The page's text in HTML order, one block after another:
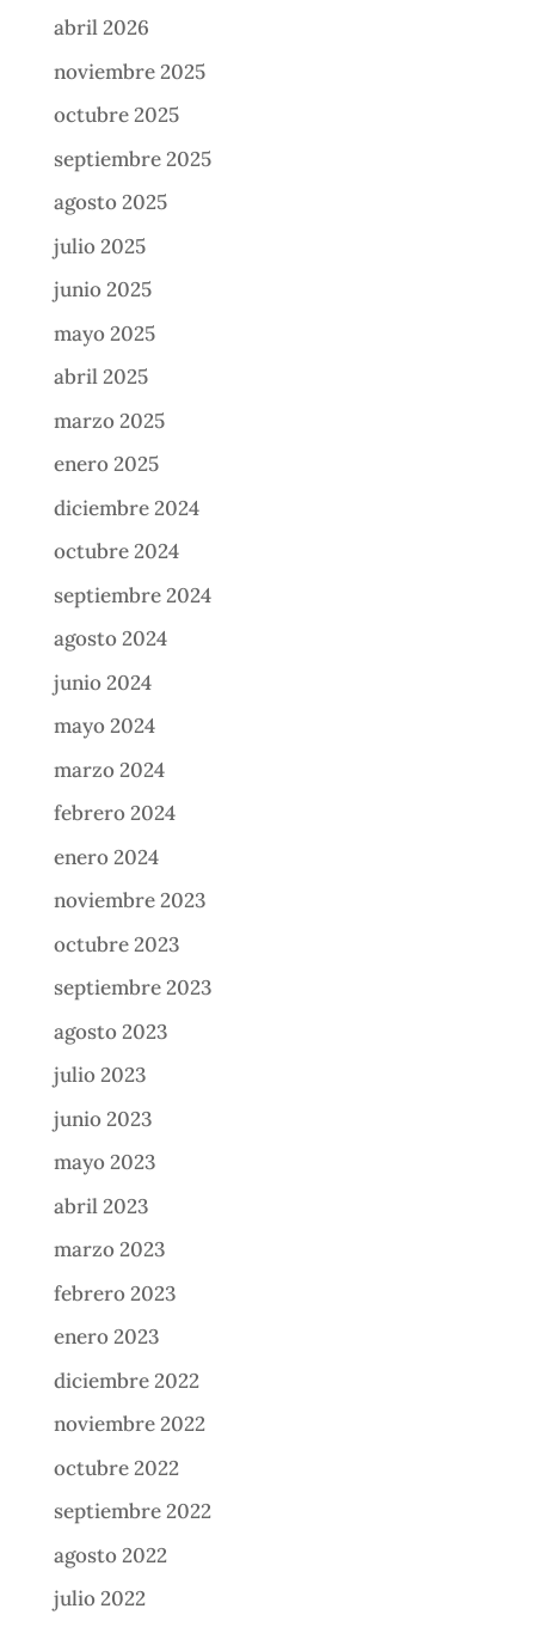
abril 2026
noviembre 2025
octubre 2025
septiembre 2025
agosto 2025
julio 2025
junio 2025
mayo 2025
abril 2025
marzo 2025
enero 2025
diciembre 2024
octubre 2024
septiembre 2024
agosto 2024
junio 2024
mayo 2024
marzo 2024
febrero 2024
enero 2024
noviembre 2023
octubre 2023
septiembre 2023
agosto 2023
julio 2023
junio 2023
mayo 2023
abril 2023
marzo 2023
febrero 2023
enero 2023
diciembre 2022
noviembre 2022
octubre 2022
septiembre 2022
agosto 2022
julio 2022